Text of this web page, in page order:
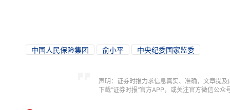
中国人民保险集团 俞小平 中央纪委国家监委
声明：证券时报力求信息真实、准确，文章提
下载"证券时报"官方APP，或关注官方微信公